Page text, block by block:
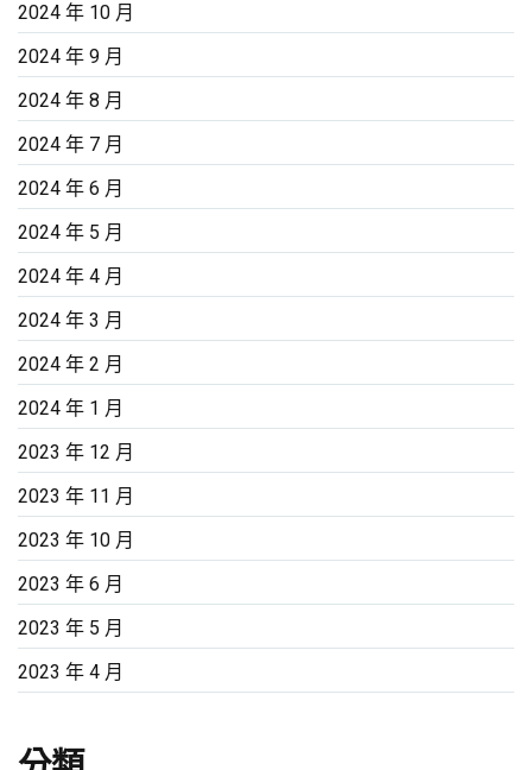
2024 年 10 月
2024 年 9 月
2024 年 8 月
2024 年 7 月
2024 年 6 月
2024 年 5 月
2024 年 4 月
2024 年 3 月
2024 年 2 月
2024 年 1 月
2023 年 12 月
2023 年 11 月
2023 年 10 月
2023 年 6 月
2023 年 5 月
2023 年 4 月